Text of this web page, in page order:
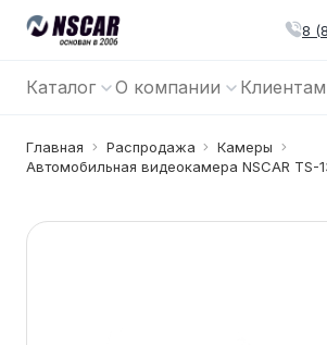
8
Каталог О компании Клиентам
Главная Распродажа
Камеры
Автомобильная видеокамера NSCAR TS-